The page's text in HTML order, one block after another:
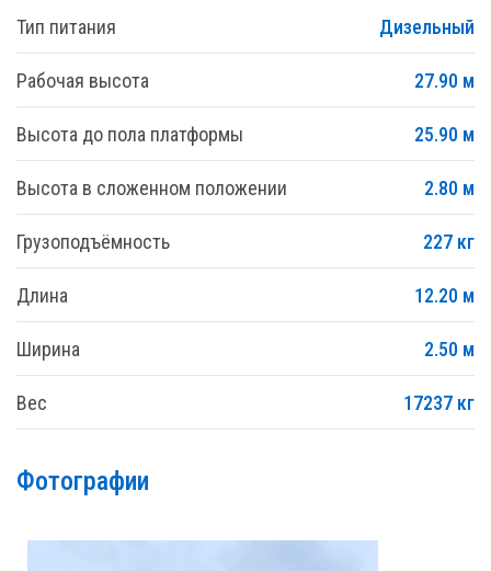
Тип питания Дизельный
Рабочая высота 27.90 м
Высота до пола платформы 25.90 м
Высота в сложенном положении 2.80 м
Грузоподъёмность 227 кг
Длина 12.20 м
Ширина 2.50 м
Вес 17237 кг
Фотографии